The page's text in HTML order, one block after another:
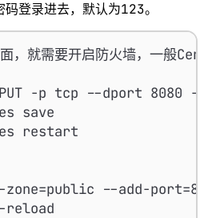
码登录进去，默认为123。
，就需要开启防火墙，一般
-p tcp --dport 8080 -j
save
restart
--add-